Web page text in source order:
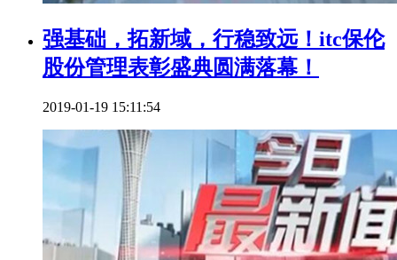
强基础，拓新域，行稳致远！itc保伦
股份管理表彰盛典圆满落幕！
2019-01-19 15:11:54